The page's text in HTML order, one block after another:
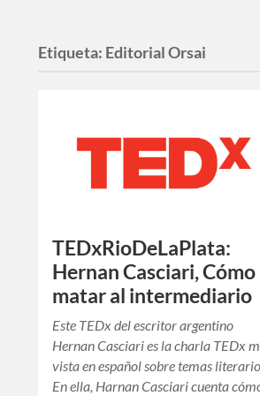
Etiqueta: Editorial Orsai
TEDxRioDeLaPlata:
Hernan Casciari, Cómo
matar al intermediario
Este TEDx del escritor argentino
Hernan Casciari es la charla TEDx
vista en español sobre temas
En ella, Harnan Casciari cuenta